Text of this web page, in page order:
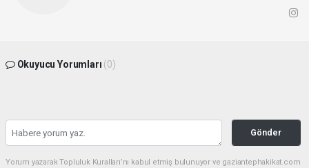
Okuyucu Yorumları (0)
Gönder
Yorum yazarak Topluluk Kuralları’nı kabul etmiş bulunuyor ve gaziantephakikat.com